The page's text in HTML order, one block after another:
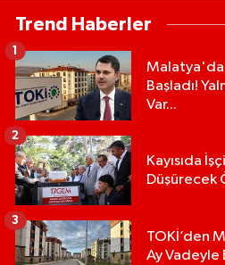
Trend Haberler
Malatya'da
Başladı!
Var...
1
Kayısıda
Düşürecek
2
TOKİ’den
Ay Vadeyle
3